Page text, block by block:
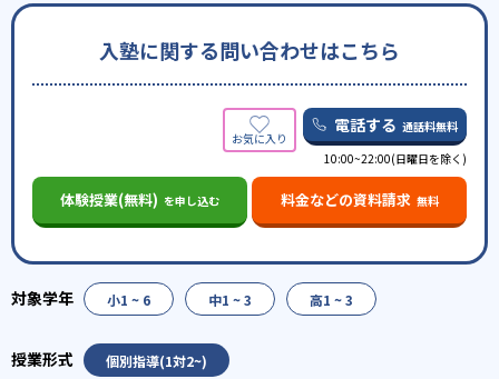
入塾に関する問い合わせはこちら
電話する 通話料無料
10:00~22:00(日曜日を除く)
体験授業(無料) を申し込む 料金などの資料請求 無料
小1 ~ 6 中1 ~ 3 高1 ~ 3
個別指導(1対2~)